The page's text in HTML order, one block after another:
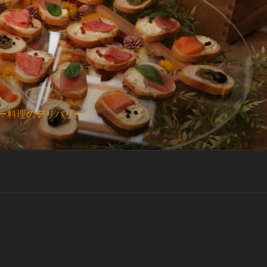
料理のデリバリー